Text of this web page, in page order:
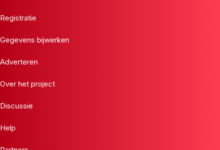
Registratie
Gegevens bijwerken
Adverteren
Over het project
Discussie
Help